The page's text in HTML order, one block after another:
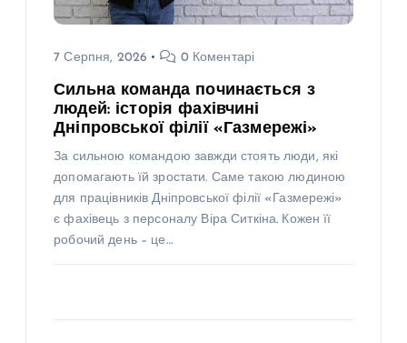
7 Серпня, 2026 0 Коментарі
Сильна команда починається з
людей: історія фахівчині
Дніпровської філії «Газмережі»
За сильною командою завжди стоять люди, які
допомагають їй зростати. Саме такою людиною
для працівників Дніпровської філії «Газмережі»
є фахівець з персоналу Віра Ситкіна. Кожен її
робочий день – це…